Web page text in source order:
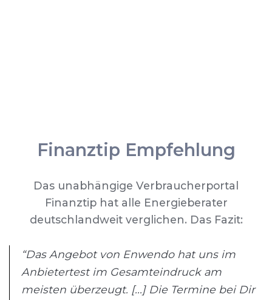
Finanztip Empfehlung
Das unabhängige Verbraucherportal
Finanztip hat alle Energieberater
deutschlandweit verglichen. Das Fazit:
“Das Angebot von Enwendo hat uns im
Anbietertest im Gesamteindruck am
meisten überzeugt. [...] Die Termine bei Dir